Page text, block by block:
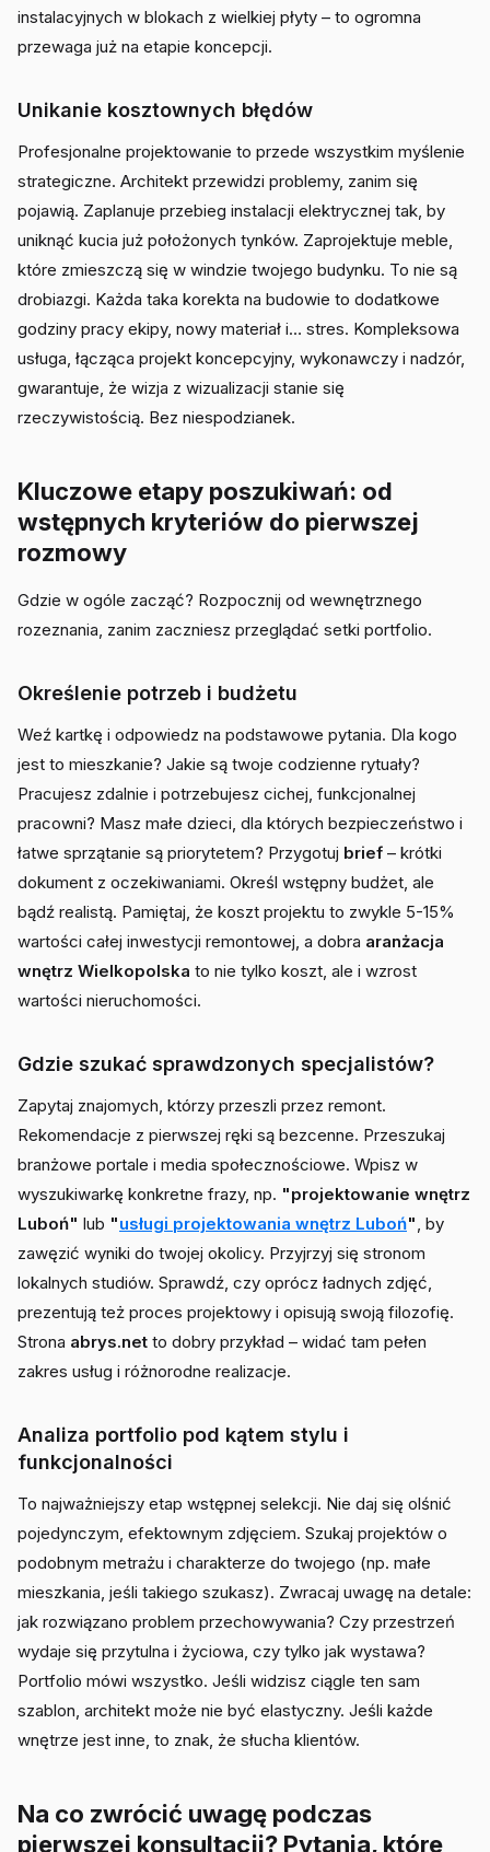
instalacyjnych w blokach z wielkiej płyty – to ogromna
przewaga już na etapie koncepcji.
Unikanie kosztownych błędów
Profesjonalne projektowanie to przede wszystkim myślenie
strategiczne. Architekt przewidzi problemy, zanim się
pojawią. Zaplanuje przebieg instalacji elektrycznej tak, by
uniknąć kucia już położonych tynków. Zaprojektuje meble,
które zmieszczą się w windzie twojego budynku. To nie są
drobiazgi. Każda taka korekta na budowie to dodatkowe
godziny pracy ekipy, nowy materiał i… stres. Kompleksowa
usługa, łącząca projekt koncepcyjny, wykonawczy i nadzór,
gwarantuje, że wizja z wizualizacji stanie się
rzeczywistością. Bez niespodzianek.
Kluczowe etapy poszukiwań: od
wstępnych kryteriów do pierwszej
rozmowy
Gdzie w ogóle zacząć? Rozpocznij od wewnętrznego
rozeznania, zanim zaczniesz przeglądać setki portfolio.
Określenie potrzeb i budżetu
Weź kartkę i odpowiedz na podstawowe pytania. Dla kogo
jest to mieszkanie? Jakie są twoje codzienne rytuały?
Pracujesz zdalnie i potrzebujesz cichej, funkcjonalnej
pracowni? Masz małe dzieci, dla których bezpieczeństwo i
łatwe sprzątanie są priorytetem? Przygotuj brief – krótki
dokument z oczekiwaniami. Określ wstępny budżet, ale
bądź realistą. Pamiętaj, że koszt projektu to zwykle 5-15%
wartości całej inwestycji remontowej, a dobra aranżacja
wnętrz Wielkopolska to nie tylko koszt, ale i wzrost
wartości nieruchomości.
Gdzie szukać sprawdzonych specjalistów?
Zapytaj znajomych, którzy przeszli przez remont.
Rekomendacje z pierwszej ręki są bezcenne. Przeszukaj
branżowe portale i media społecznościowe. Wpisz w
wyszukiwarkę konkretne frazy, np. "projektowanie wnętrz
Luboń" lub "usługi projektowania wnętrz Luboń", by
zawęzić wyniki do twojej okolicy. Przyjrzyj się stronom
lokalnych studiów. Sprawdź, czy oprócz ładnych zdjęć,
prezentują też proces projektowy i opisują swoją filozofię.
Strona abrys.net to dobry przykład – widać tam pełen
zakres usług i różnorodne realizacje.
Analiza portfolio pod kątem stylu i
funkcjonalności
To najważniejszy etap wstępnej selekcji. Nie daj się olśnić
pojedynczym, efektownym zdjęciem. Szukaj projektów o
podobnym metrażu i charakterze do twojego (np. małe
mieszkania, jeśli takiego szukasz). Zwracaj uwagę na detale:
jak rozwiązano problem przechowywania? Czy przestrzeń
wydaje się przytulna i życiowa, czy tylko jak wystawa?
Portfolio mówi wszystko. Jeśli widzisz ciągle ten sam
szablon, architekt może nie być elastyczny. Jeśli każde
wnętrze jest inne, to znak, że słucha klientów.
Na co zwrócić uwagę podczas
pierwszej konsultacji? Pytania, które